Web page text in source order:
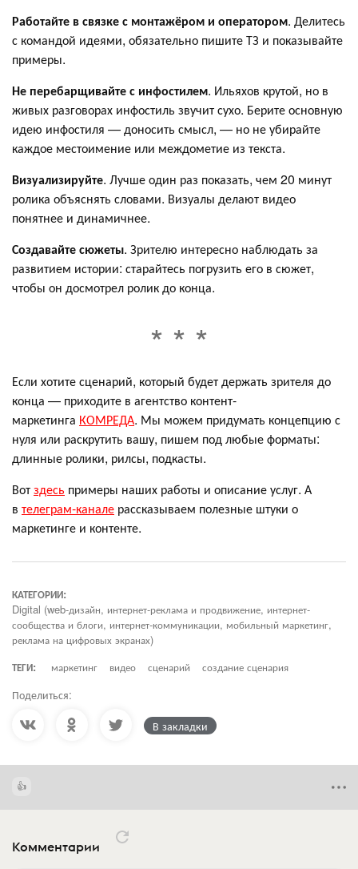
Работайте в связке с монтажёром и оператором. Делитесь
с командой идеями, обязательно пишите ТЗ и показывайте
примеры.
Не перебарщивайте с инфостилем. Ильяхов крутой, но в
живых разговорах инфостиль звучит сухо. Берите основную
идею инфостиля — доносить смысл, — но не убирайте
каждое местоимение или междометие из текста.
Визуализируйте. Лучше один раз показать, чем 20 минут
ролика объяснять словами. Визуалы делают видео
понятнее и динамичнее.
Создавайте сюжеты. Зрителю интересно наблюдать за
развитием истории: старайтесь погрузить его в сюжет,
чтобы он досмотрел ролик до конца.
Если хотите сценарий, который будет держать зрителя до
конца — приходите в агентство контент-
маркетинга КОМРЕДА. Мы можем придумать концепцию с
нуля или раскрутить вашу, пишем под любые форматы:
длинные ролики, рилсы, подкасты.
Вотздесь примеры наших работы и описание услуг. А
в телеграм-канале рассказываем полезные штуки о
маркетинге и контенте.
КАТЕГОРИИ:
Digital (web-дизайн, интернет-реклама и продвижение, интернет-
сообщества и блоги, интернет-коммуникации, мобильный маркетинг,
реклама на цифровых экранах)
ТЕГИ:
маркетинг видео сценарий создание сценария
Поделиться:
В закладки
Комментарии